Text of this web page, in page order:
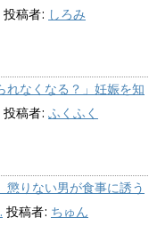
投稿者: しろみ
れなくなる？」妊娠を知
投稿者: ふくふく
懲りない男が食事に誘う
投稿者: ちゅん